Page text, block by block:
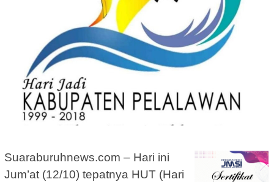
Suaraburuhnews.com – Hari ini
Jum’at (12/10) tepatnya HUT (Hari